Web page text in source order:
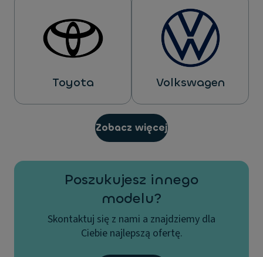
Toyota Volkswagen
Zobacz więcej
Poszukujesz innego
modelu?
Skontaktuj się z nami a znajdziemy dla
Ciebie najlepszą ofertę.